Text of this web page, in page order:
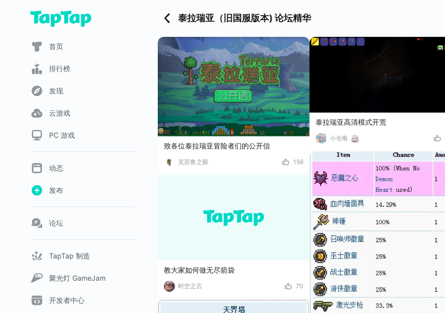
首页
排行榜
发现
云游戏
PC 游戏
动态
发布
论坛
TapTap 制造
聚光灯 GameJam
开发者中心
泰拉瑞亚（旧国服版本) 论坛精华
致各位泰拉瑞亚冒险者们的公开信
克苏鲁之眼 156
教大家如何做无尽箭袋
时空之言 70
泰拉瑞亚高清模式开荒
小仓唯